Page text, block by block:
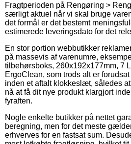
Fragtperioden på Rengøring >
særligt aktuel når vi skal bruge
det formål er det bestemt
estimerede leveringsdato for det
En stor portion webbutikker
på massevis af varenumre,
tilbehørsboks, 260x192x177mm, 7
ErgoClean, som trods alt er
inden et aftalt klokkeslæt, således
nå at få dit nye produkt klargjort
fyraften.
Nogle enkelte butikker på nettet
beregning, men for det meste
erhverves for en fastsat sum.